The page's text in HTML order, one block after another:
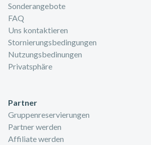
Sonderangebote
FAQ
Uns kontaktieren
Stornierungsbedingungen
Nutzungsbedinungen
Privatsphäre
Partner
Gruppenreservierungen
Partner werden
Affiliate werden